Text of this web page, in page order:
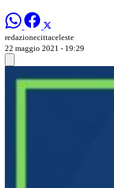
redazionecittaceleste
22 maggio 2021 - 19:29